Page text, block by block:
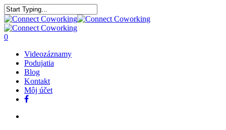
0
Videozáznamy
Podujatia
Blog
Kontakt
Môj účet